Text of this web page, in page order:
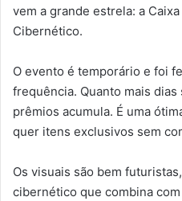
vem a grande estrela: a
Cibernético.
O evento é temporário e foi
frequência. Quanto mais
prêmios acumula. É uma
quer itens exclusivos sem
Os visuais são bem
cibernético que combina